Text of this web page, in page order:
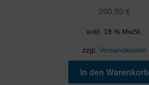
300,50 €
exkl. 19 % MwSt.
zzgl. Versandkosten
In den Warenkorb